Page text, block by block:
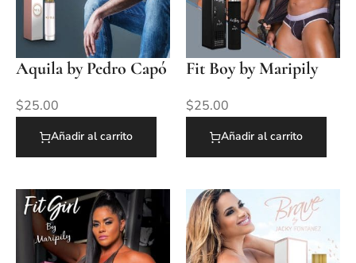
Aquila by Pedro Capó
$25.00
Añadir al carrito
Fit Boy by Maripily
$25.00
Añadir al carrito